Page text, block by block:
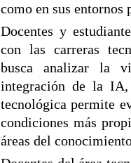
como en sus entornos
Docentes y
con las carreras
busca analizar la
integración de la
tecnológica permite
condiciones más
áreas del